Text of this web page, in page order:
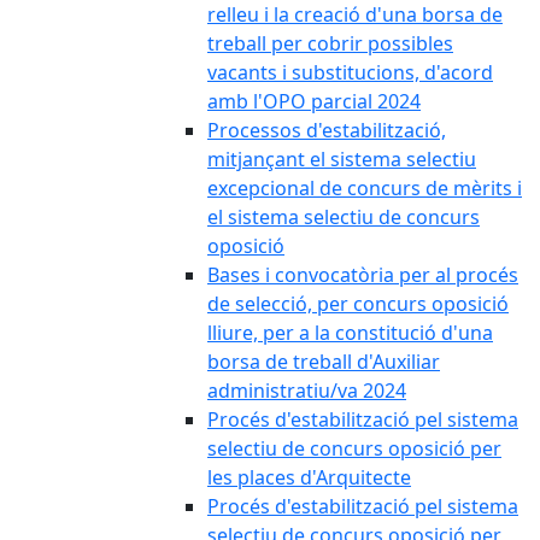
relleu i la creació d'una borsa de
treball per cobrir possibles
vacants i substitucions, d'acord
amb l'OPO parcial 2024
Processos d'estabilització,
mitjançant el sistema selectiu
excepcional de concurs de mèrits i
el sistema selectiu de concurs
oposició
Bases i convocatòria per al procés
de selecció, per concurs oposició
lliure, per a la constitució d'una
borsa de treball d'Auxiliar
administratiu/va 2024
Procés d'estabilització pel sistema
selectiu de concurs oposició per
les places d'Arquitecte
Procés d'estabilització pel sistema